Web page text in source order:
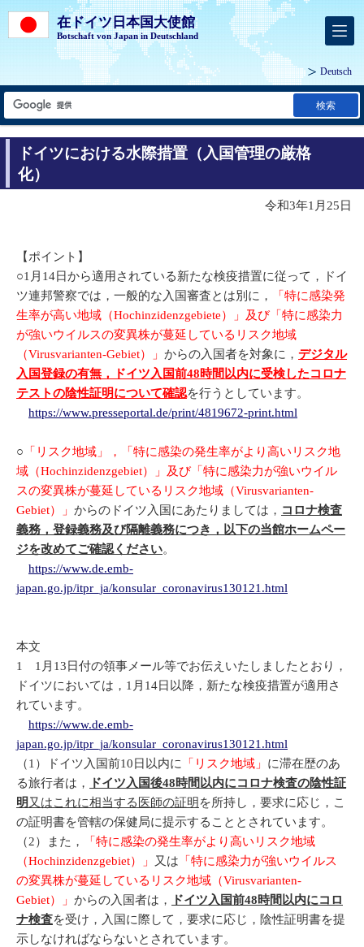
在ドイツ日本国大使館
Botschaft von Japan in Deutschland
Deutsch
検索
ドイツにおける水際措置（入国管理の厳格
化）
令和3年1月25日
【ポイント】
○1月14日から適用されている新たな検疫措置に従って，ドイ
ツ連邦警察では，一般的な入国審査とは別に，
「特に感染発
生率が高い地域（Hochinzidenzgebiete）」及び「特に感染力
が強いウイルスの変異株が蔓延しているリスク地域
（Virusvarianten-Gebiet）」 からの入国者を対象に， デジタル
入国登録の有無，ドイツ入国前48時間以内に受検したコロナ
テストの陰性証明について確認を行うとしています。
https://www.presseportal.de/print/4819672-print.html
○ 「リスク地域」，「特に感染の発生率がより高いリスク地
域（Hochinzidenzgebiet）」及び「特に感染力が強いウイル
スの変異株が蔓延しているリスク地域（Virusvarianten-
Gebiet）」 からのドイツ入国にあたりましては， コロナ検査
義務，登録義務及び隔離義務につき，以下の当館ホームペー
ジを改めてご確認ください。
https://www.de.emb-
japan.go.jp/itpr_ja/konsular_coronavirus130121.html
本文
1 1月13日付の領事メール等でお伝えいたしましたとおり，
ドイツにおいては，1月14日以降，新たな検疫措置が適用さ
れています。
https://www.de.emb-
japan.go.jp/itpr_ja/konsular_coronavirus130121.html
（1）ドイツ入国前10日以内に 「リスク地域」 に滞在歴のあ
る旅行者は，
ドイツ入国後48時間以内にコロナ検査の陰性証
明 又はこれに相当する医師の証明 を所持し，要求に応じ，こ
の証明書を管轄の保健局に提示することとされています。
（2）また，
「特に感染の発生率がより高いリスク地域
（Hochinzidenzgebiet）」
又は 「特に感染力が強いウイルス
の変異株が蔓延しているリスク地域（Virusvarianten-
Gebiet）」 からの入国者は， ドイツ入国前48時間以内にコロ
ナ検査を受け，入国に際して，要求に応じ，陰性証明書を提
示しなければならないとされています。